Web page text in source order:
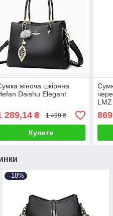
жіноча шкіряна
Daishu Elegant
289,14₴ 1 499 ₴
Купити
LMZ
–18%